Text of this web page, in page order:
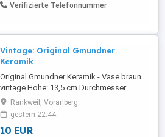
Verifizierte Telefonnummer
Vintage: Original Gmundner
Keramik
Original Gmundner Keramik - Vase braun
vintage Höhe: 13,5 cm Durchmesser
Öffnung: 5cm Keine Rücknahme oder
Garantie, da Privatverkauf. Versandkosten:
4,50 Euro Viele günstige Artikel (Kleidung,
Spiele, Bücher) finden sie noch auf meiner
Rankweil, Vorarlberg
gestern 22:44
10 EUR